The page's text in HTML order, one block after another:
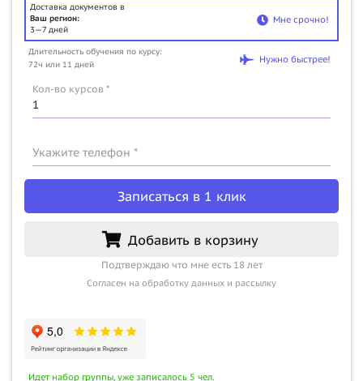
Доставка документов в
Ваш регион:
3—7 дней
Мне срочно!
Длительность обучения по курсу:
72ч или 11 дней
Нужно быстрее!
Кол-во курсов *
Укажите телефон *
Записаться в 1 клик
Добавить в корзину
Подтверждаю что мне есть 18 лет
Согласен на обработку данных и рассылку
Идет набор группы, уже записалось 5 чел.